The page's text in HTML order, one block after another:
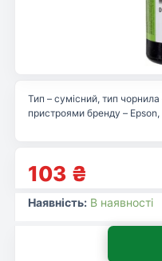
103 ₴
Тип – сумісний, тип чорнила
пристроями бренду –
Наявність: В наявності